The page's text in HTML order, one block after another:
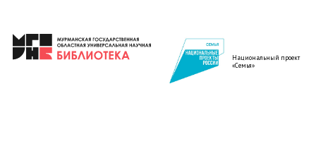
Национальный проект
«Семья»